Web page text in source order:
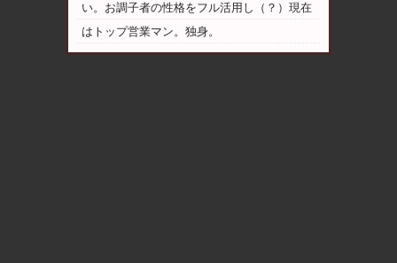
い。お調子者の性格をフル活用し（？）現在
はトップ営業マン。独身。